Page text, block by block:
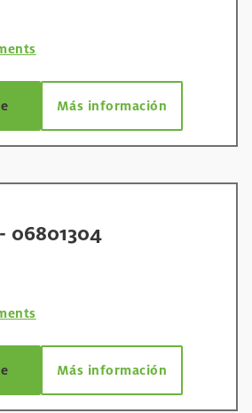
Más información
06801304
Más información